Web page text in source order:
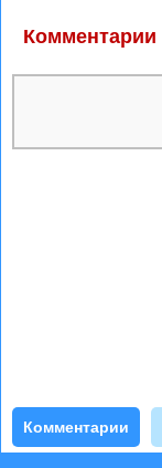
Комментарии
Комментарии